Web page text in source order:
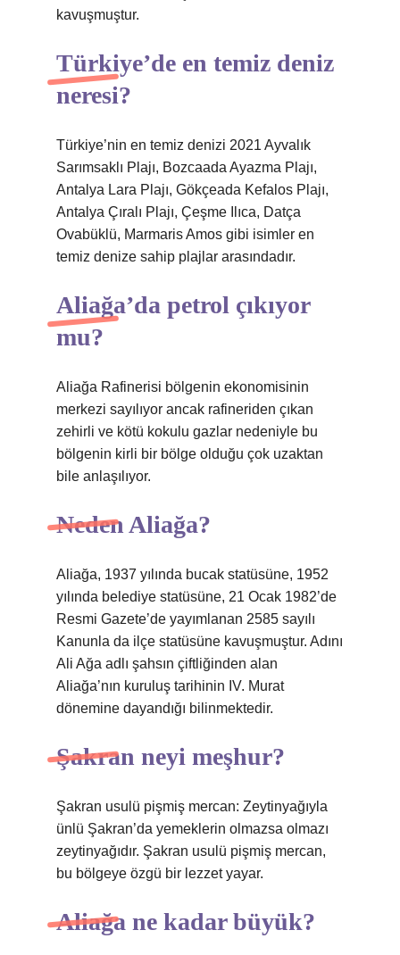
kavuşmuştur.
Türkiye’de en temiz deniz
neresi?
Türkiye’nin en temiz denizi 2021 Ayvalık
Sarımsaklı Plajı, Bozcaada Ayazma Plajı,
Antalya Lara Plajı, Gökçeada Kefalos Plajı,
Antalya Çıralı Plajı, Çeşme Ilıca, Datça
Ovabüklü, Marmaris Amos gibi isimler en
temiz denize sahip plajlar arasındadır.
Aliağa’da petrol çıkıyor
mu?
Aliağa Rafinerisi bölgenin ekonomisinin
merkezi sayılıyor ancak rafineriden çıkan
zehirli ve kötü kokulu gazlar nedeniyle bu
bölgenin kirli bir bölge olduğu çok uzaktan
bile anlaşılıyor.
Neden Aliağa?
Aliağa, 1937 yılında bucak statüsüne, 1952
yılında belediye statüsüne, 21 Ocak 1982’de
Resmi Gazete’de yayımlanan 2585 sayılı
Kanunla da ilçe statüsüne kavuşmuştur. Adını
Ali Ağa adlı şahsın çiftliğinden alan
Aliağa’nın kuruluş tarihinin IV. Murat
dönemine dayandığı bilinmektedir.
Şakran neyi meşhur?
Şakran usulü pişmiş mercan: Zeytinyağıyla
ünlü Şakran’da yemeklerin olmazsa olmazı
zeytinyağıdır. Şakran usulü pişmiş mercan,
bu bölgeye özgü bir lezzet yayar.
Aliağa ne kadar büyük?